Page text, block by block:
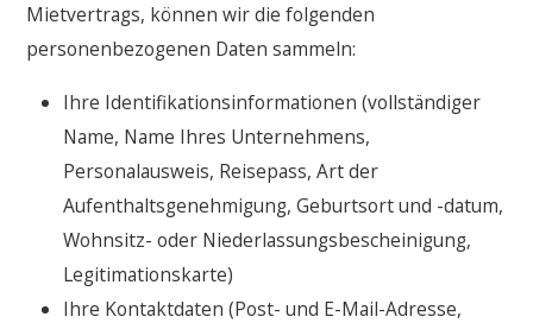
Mietvertrags, können wir die folgenden
personenbezogenen Daten sammeln:
Ihre Identifikationsinformationen (vollständiger
Name, Name Ihres Unternehmens,
Personalausweis, Reisepass, Art der
Aufenthaltsgenehmigung, Geburtsort und -datum,
Wohnsitz- oder Niederlassungsbescheinigung,
Legitimationskarte)
Ihre Kontaktdaten (Post- und E-Mail-Adresse,